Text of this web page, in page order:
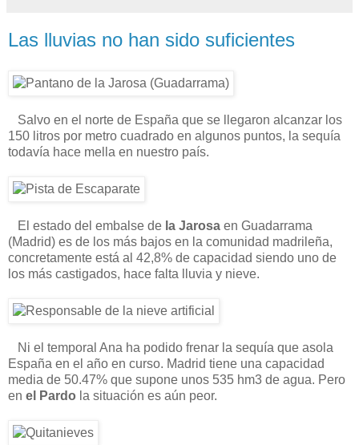
Las lluvias no han sido suficientes
Salvo en el norte de España que se llegaron alcanzar los
150 litros por metro cuadrado en algunos puntos, la sequía
todavía hace mella en nuestro país.
El estado del embalse de la Jarosa en Guadarrama
(Madrid) es de los más bajos en la comunidad madrileña,
concretamente está al 42,8% de capacidad siendo uno de
los más castigados, hace falta lluvia y nieve.
Ni el temporal Ana ha podido frenar la sequía que asola
España en el año en curso. Madrid tiene una capacidad
media de 50.47% que supone unos 535 hm3 de agua. Pero
en el Pardo la situación es aún peor.